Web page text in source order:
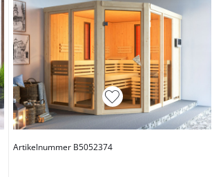
Artikelnummer B5052374